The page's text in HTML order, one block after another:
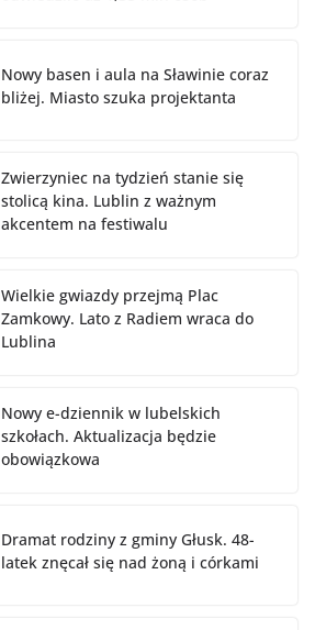
Nowy basen i aula na Sławinie coraz
bliżej. Miasto szuka projektanta
Zwierzyniec na tydzień stanie się
stolicą kina. Lublin z ważnym
akcentem na festiwalu
Wielkie gwiazdy przejmą Plac
Zamkowy. Lato z Radiem wraca do
Lublina
Nowy e-dziennik w lubelskich
szkołach. Aktualizacja będzie
obowiązkowa
Dramat rodziny z gminy Głusk. 48-
latek znęcał się nad żoną i córkami